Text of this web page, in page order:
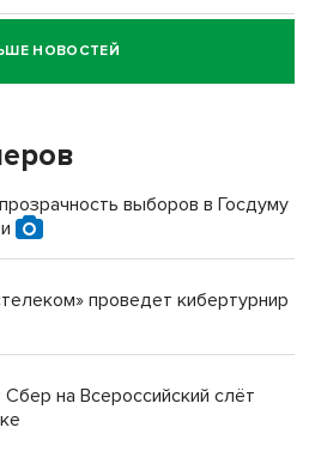
водителя за смерть
НОВОСТЕЙ
выборов в Госдуму
проведет кибертурнир
на Всероссийский слёт